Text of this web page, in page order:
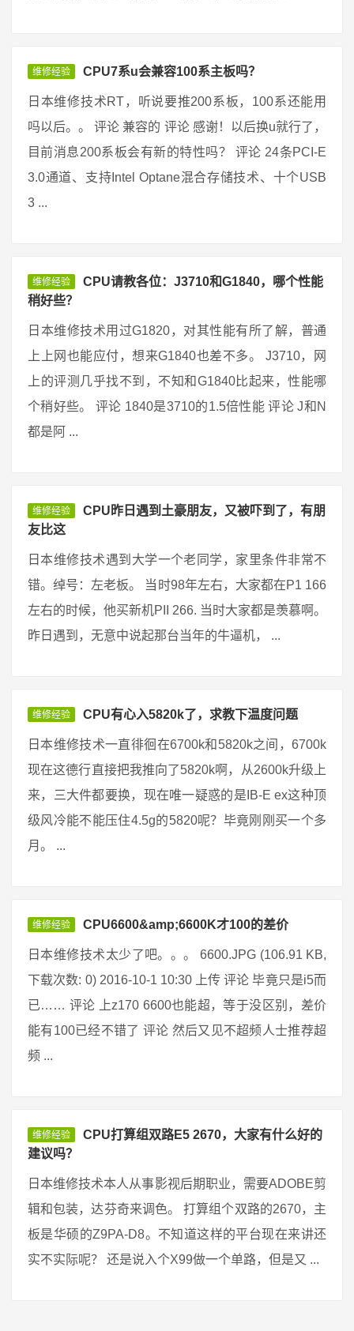
维修经验 CPU7系u会兼容100系主板吗？
日本维修技术RT，听说要推200系板，100系还能用
吗以后。。 评论 兼容的 评论 感谢！以后换u就行了，
目前消息200系板会有新的特性吗？ 评论 24条PCI-E
3.0通道、支持Intel Optane混合存储技术、十个USB
3 ...
维修经验
CPU请教各位：J3710和G1840，哪个性能
稍好些？
日本维修技术用过G1820，对其性能有所了解，普通
上上网也能应付，想来G1840也差不多。 J3710，网
上的评测几乎找不到，不知和G1840比起来，性能哪
个稍好些。 评论 1840是3710的1.5倍性能 评论 J和N
都是阿 ...
维修经验
CPU昨日遇到土豪朋友，又被吓到了，有朋
友比这
日本维修技术遇到大学一个老同学，家里条件非常不
错。绰号：左老板。 当时98年左右，大家都在P1 166
左右的时候，他买新机PII 266. 当时大家都是羡慕啊。
昨日遇到，无意中说起那台当年的牛逼机， ...
维修经验 CPU有心入5820k了，求教下温度问题
日本维修技术一直徘徊在6700k和5820k之间，6700k
现在这德行直接把我推向了5820k啊，从2600k升级上
来，三大件都要换，现在唯一疑惑的是IB-E ex这种顶
级风冷能不能压住4.5g的5820呢？毕竟刚刚买一个多
月。 ...
维修经验 CPU6600&amp;6600K才100的差价
日本维修技术太少了吧。。。 6600.JPG (106.91 KB,
下载次数: 0) 2016-10-1 10:30 上传 评论 毕竟只是i5而
已…… 评论 上z170 6600也能超，等于没区别，差价
能有100已经不错了 评论 然后又见不超频人士推荐超
频 ...
维修经验
CPU打算组双路E5 2670，大家有什么好的
建议吗？
日本维修技术本人从事影视后期职业，需要ADOBE剪
辑和包装，达芬奇来调色。 打算组个双路的2670，主
板是华硕的Z9PA-D8。不知道这样的平台现在来讲还
实不实际呢？ 还是说入个X99做一个单路，但是又 ...